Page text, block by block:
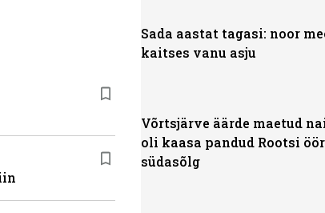
Sada aastat tagasi: noor
kaitses vanu asju
Võrtsjärve äärde maetud
oli kaasa pandud Rootsi
südasõlg